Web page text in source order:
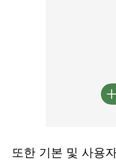
또한 기본 및 사용